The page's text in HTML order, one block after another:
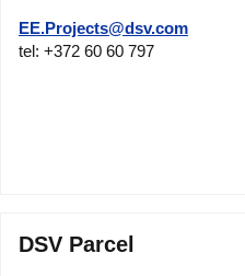
EE.Projects@dsv.com
tel: +372 60 60 797
DSV Parcel